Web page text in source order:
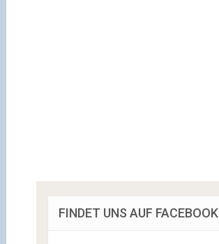
FINDET UNS AUF FACEBOOK